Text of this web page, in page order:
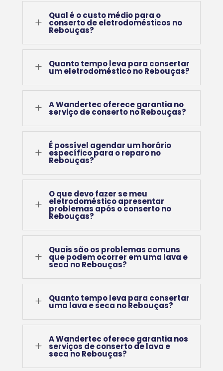
L
Qual é o custo médio para o
conserto de eletrodomésticos no
Rebouças?
L Quanto tempo leva para consertar
um eletrodoméstico no Rebouças?
L A Wandertec oferece garantia no
serviço de conserto no Rebouças?
L
É possível agendar um horário
específico para o reparo no
Rebouças?
L
O que devo fazer se meu
eletrodoméstico apresentar
problemas após o conserto no
Rebouças?
L
Quais são os problemas comuns
que podem ocorrer em uma lava e
seca no Rebouças?
L Quanto tempo leva para consertar
uma lava e seca no Rebouças?
L
A Wandertec oferece garantia nos
serviços de conserto de lava e
seca no Rebouças?